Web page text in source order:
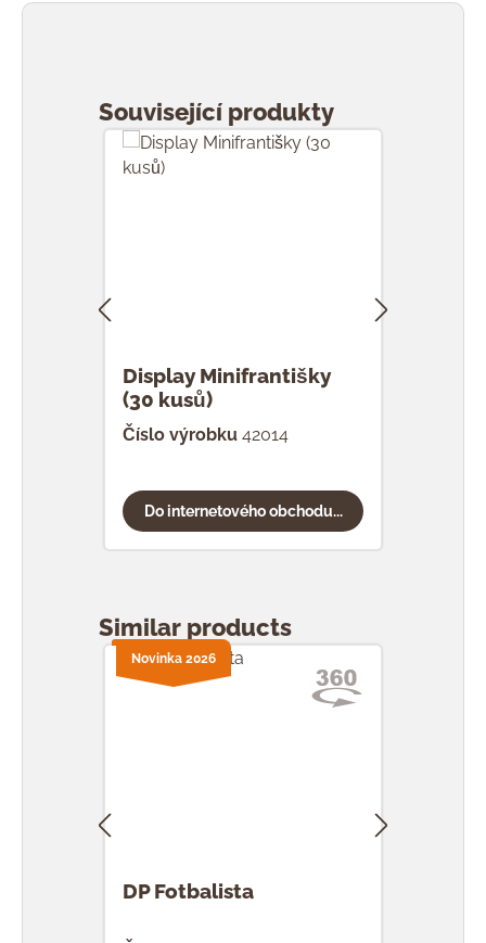
Související produkty
Display Minifrantišky
(30 kusů)
Číslo výrobku 42014
Do internetového obchodu...
Similar products
DP Fotbalista
Novinka 2026